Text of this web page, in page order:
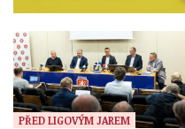
PŘED LIGOVÝM JAREM